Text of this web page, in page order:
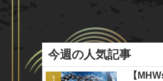
今週の人気記事
【